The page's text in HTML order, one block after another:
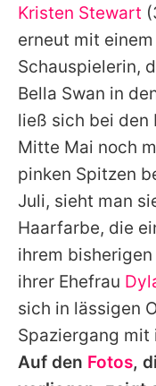
Alle
Kristen Stewart
erneut mit
Schauspielerin,
Bella Swan in
ließ sich bei den
Mitte Mai noch
pinken Spitzen
Juli, sieht man
Haarfarbe, die
ihrem
ihrer Ehefrau
sich in lässigen
Spaziergang mit
Auf den Fotos,